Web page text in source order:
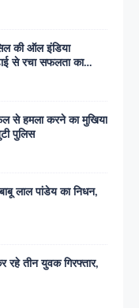
की ऑल इंडिया
से रचा सफलता का
से हमला करने का मुखिया
पुलिस
लाल पांडेय का निधन,
रहे तीन युवक गिरफ्तार,